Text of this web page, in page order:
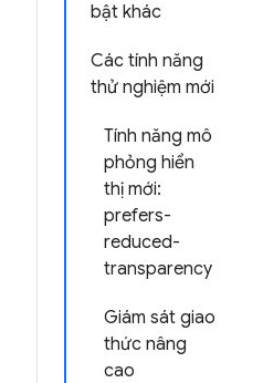
bật khác
Các tính năng
thử nghiệm mới
Tính năng mô
phỏng hiển
thị mới:
prefers-
reduced-
transparency
Giám sát giao
thức nâng
cao